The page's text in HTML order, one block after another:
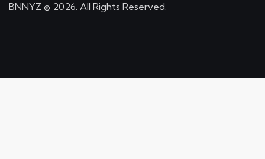
BNNYZ © 2026. All Rights Reserved.